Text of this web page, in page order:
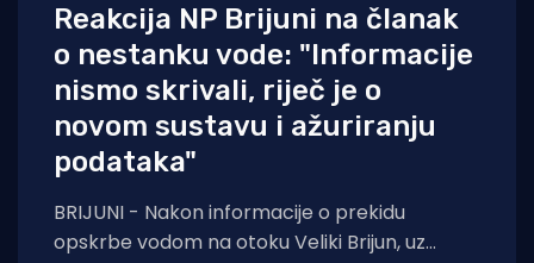
Reakcija NP Brijuni na članak
o nestanku vode: "Informacije
nismo skrivali, riječ je o
novom sustavu i ažuriranju
podataka"
BRIJUNI - Nakon informacije o prekidu
opskrbe vodom na otoku Veliki Brijun, uz